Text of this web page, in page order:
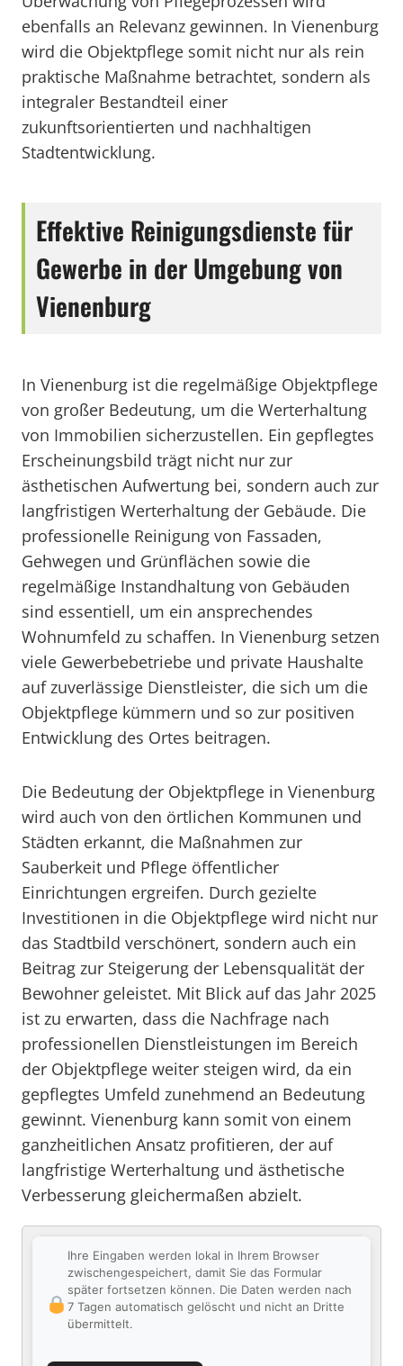
ebenfalls an Relevanz gewinnen. In Vienenburg
wird die Objektpflege somit nicht nur als rein
praktische Maßnahme betrachtet, sondern als
integraler Bestandteil einer
zukunftsorientierten und nachhaltigen
Stadtentwicklung.
Effektive Reinigungsdienste für
Gewerbe in der Umgebung von
Vienenburg
In Vienenburg ist die regelmäßige Objektpflege
von großer Bedeutung, um die Werterhaltung
von Immobilien sicherzustellen. Ein gepflegtes
Erscheinungsbild trägt nicht nur zur
ästhetischen Aufwertung bei, sondern auch zur
langfristigen Werterhaltung der Gebäude. Die
professionelle Reinigung von Fassaden,
Gehwegen und Grünflächen sowie die
regelmäßige Instandhaltung von Gebäuden
sind essentiell, um ein ansprechendes
Wohnumfeld zu schaffen. In Vienenburg setzen
viele Gewerbebetriebe und private Haushalte
auf zuverlässige Dienstleister, die sich um die
Objektpflege kümmern und so zur positiven
Entwicklung des Ortes beitragen.
Die Bedeutung der Objektpflege in Vienenburg
wird auch von den örtlichen Kommunen und
Städten erkannt, die Maßnahmen zur
Sauberkeit und Pflege öffentlicher
Einrichtungen ergreifen. Durch gezielte
Investitionen in die Objektpflege wird nicht nur
das Stadtbild verschönert, sondern auch ein
Beitrag zur Steigerung der Lebensqualität der
Bewohner geleistet. Mit Blick auf das Jahr 2025
ist zu erwarten, dass die Nachfrage nach
professionellen Dienstleistungen im Bereich
der Objektpflege weiter steigen wird, da ein
gepflegtes Umfeld zunehmend an Bedeutung
gewinnt. Vienenburg kann somit von einem
ganzheitlichen Ansatz profitieren, der auf
langfristige Werterhaltung und ästhetische
Verbesserung gleichermaßen abzielt.
Ihre Eingaben werden lokal in Ihrem Browser
zwischengespeichert, damit Sie das Formular
später fortsetzen können. Die Daten werden nach
7 Tagen automatisch gelöscht und nicht an Dritte
übermittelt.